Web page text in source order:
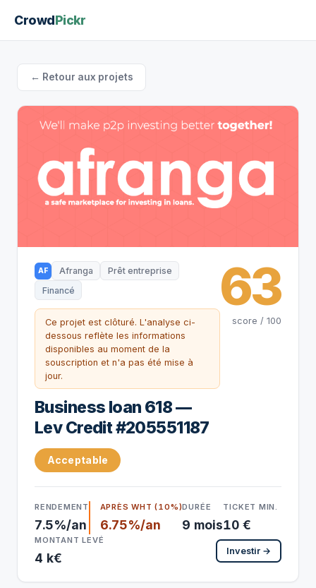
CrowdPickr
← Retour aux projets
AF Afranga
Prêt entreprise
Financé
Ce projet est clôturé. L'analyse ci-
dessous reflète les informations
disponibles au moment de la
souscription et n'a pas été mise à
jour.
Business loan 618 —
Lev Credit #205551187
Acceptable
63
score / 100
RENDEMENT
7.5%/an
APRÈS WHT (10%)
6.75%/an
DURÉE
9 mois
TICKET MIN.
10 €
MONTANT LEVÉ
4 k€ Investir →